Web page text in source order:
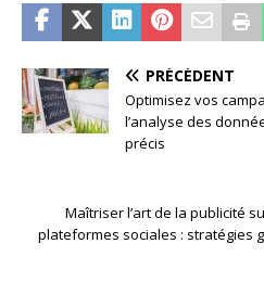
PRÉCÉDENT
Optimisez vos
l’analyse des
précis
Maîtriser l’art de la publicité
plateformes sociales : stratégies